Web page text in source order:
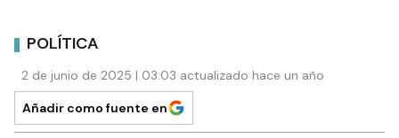
POLÍTICA
2 de junio de 2025 | 03:03 actualizado hace un año
Añadir como fuente en